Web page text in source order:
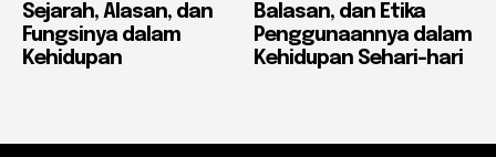
Sejarah, Alasan, dan
Fungsinya dalam
Kehidupan
Balasan, dan Etika
Penggunaannya dalam
Kehidupan Sehari-hari